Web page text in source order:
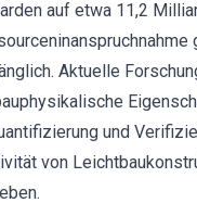
auf etwa 11,2
Aktuelle
und
von